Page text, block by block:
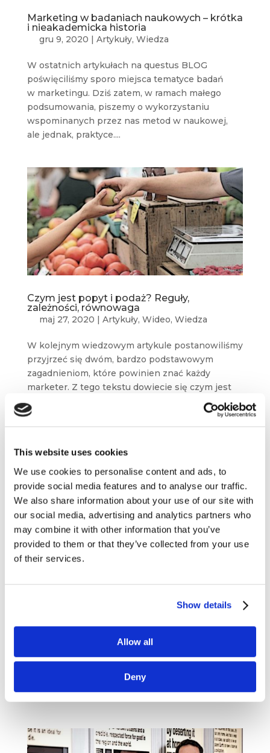
This website uses cookies
We use cookies to personalise content and ads, to
provide social media features and to analyse our traffic.
We also share information about your use of our site with
our social media, advertising and analytics partners who
may combine it with other information that you’ve
provided to them or that they’ve collected from your use
of their services.
Show details
Allow all
Deny
Marketing w badaniach naukowych – krótka
i nieakademicka historia
gru 9, 2020 | Artykuły, Wiedza
W ostatnich artykułach na questus BLOG
poświęciliśmy sporo miejsca tematyce badań
w marketingu. Dziś zatem, w ramach małego
podsumowania, piszemy o wykorzystaniu
wspominanych przez nas metod w naukowej,
ale jednak, praktyce....
Czym jest popyt i podaż? Reguły,
zależności, równowaga
maj 27, 2020 Artykuły, Wideo, Wiedza
W kolejnym wiedzowym artykule postanowiliśmy
przyjrzeć się dwóm, bardzo podstawowym
zagadnieniom, które powinien znać każdy
marketer. Z tego tekstu dowiecie się czym jest
popyt i podaż, co je kształtuje oraz jakie
elementy...
dostępność i wyróżnialność zamiast STP
Przed Wami kolejny artykuł, przedstawiający
świat według Byrona Sharpa, czyli australijskiego
innymi, czy koncepcja marketingu STP
faktycznie działa oraz czym różni...